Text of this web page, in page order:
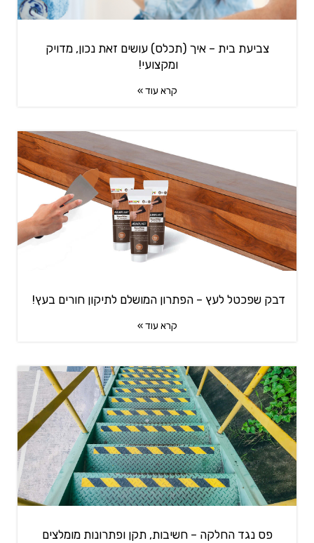
צביעת בית – איך (תכלס) עושים זאת נכון, מדויק
ומקצועי!
קרא עוד »
דבק שפכטל לעץ – הפתרון המושלם לתיקון חורים בעץ!
קרא עוד »
פס נגד החלקה – חשיבות, תקן ופתרונות מומלצים